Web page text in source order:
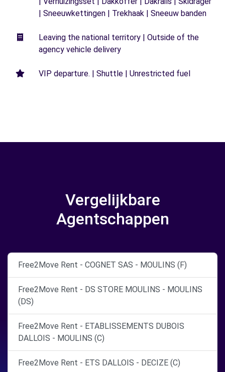
| Sneeuwkettingen | Trekhaak | Sneeuw banden
Leaving the national territory | Outside of the
agency vehicle delivery
VIP departure. | Shuttle | Unrestricted fuel
Vergelijkbare
Agentschappen
Free2Move Rent - COGNET SAS - MOULINS (F)
Free2Move Rent - DS STORE MOULINS - MOULINS
(DS)
Free2Move Rent - ETABLISSEMENTS DUBOIS
DALLOIS - MOULINS (C)
Free2Move Rent - ETS DALLOIS - DECIZE (C)